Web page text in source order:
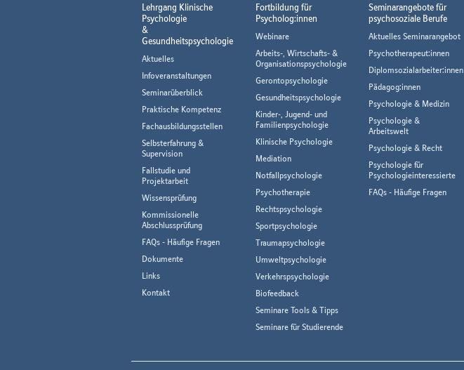
Lehrgang Klinische
Psychologie
&
Gesundheitspsychologie
Aktuelles
Infoveranstaltungen
Seminarüberblick
Praktische Kompetenz
Fachausbildungsstellen
Selbsterfahrung &
Supervision
Fallstudie und
Projektarbeit
Wissensprüfung
Kommissionelle
Abschlussprüfung
FAQs - Häufige Fragen
Dokumente
Links
Kontakt
Fortbildung für
Psycholog:innen
Webinare
Arbeits-, Wirtschafts- &
Organisationspsychologie
Gerontopsychologie
Gesundheitspsychologie
Kinder-, Jugend- und
Familienpsychologie
Klinische Psychologie
Mediation
Notfallpsychologie
Psychotherapie
Rechtspsychologie
Sportpsychologie
Traumapsychologie
Umweltpsychologie
Verkehrspsychologie
Biofeedback
Seminare Tools & Tipps
Seminare für Studierende
Seminarangebote für
psychosoziale Berufe
Aktuelles Seminarangebot
Psychotherapeut:innen
Diplomsozialarbeiter:innen
Pädagog:innen
Psychologie & Medizin
Psychologie &
Arbeitswelt
Psychologie & Recht
Psychologie für
Psychologieinteressierte
FAQs - Häufige Fragen